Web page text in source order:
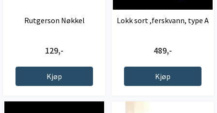
Rutgerson Nøkkel
129,-
Kjøp
Lokk sort ,ferskvann, type A
489,-
Kjøp